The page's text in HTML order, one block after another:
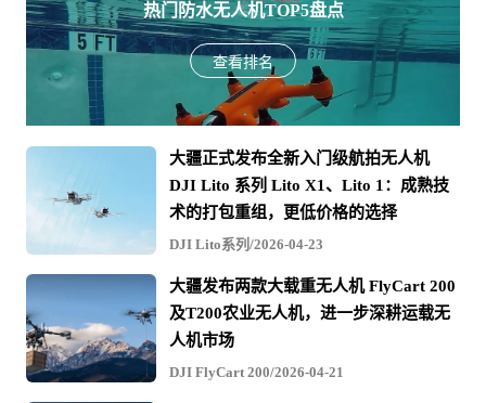
热门防水无人机TOP5盘点
查看排名
大疆正式发布全新入门级航拍无人机
DJI Lito 系列 Lito X1、Lito 1：成熟技
术的打包重组，更低价格的选择
DJI Lito系列/2026-04-23
大疆发布两款大载重无人机 FlyCart 200
及T200农业无人机，进一步深耕运载无
人机市场
DJI FlyCart 200/2026-04-21